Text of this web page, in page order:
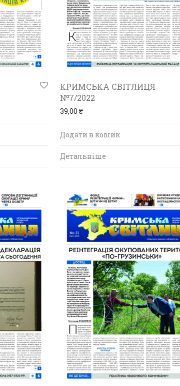
КРИМСЬКА СВІТЛИЦЯ
№7/2022
39,00 ₴
Додати в кошик
Детальніше